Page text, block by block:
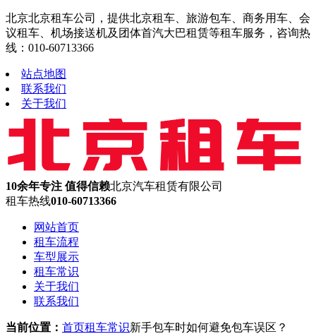
北京北京租车公司，提供北京租车、旅游包车、商务用车、会
议租车、机场接送机及团体首汽大巴租赁等租车服务，咨询热
线：010-60713366
站点地图
联系我们
关于我们
10余年专注 值得信赖北京汽车租赁有限公司
租车热线010-60713366
网站首页
租车流程
车型展示
租车常识
关于我们
联系我们
当前位置： 首页租车常识新手包车时如何避免包车误区？